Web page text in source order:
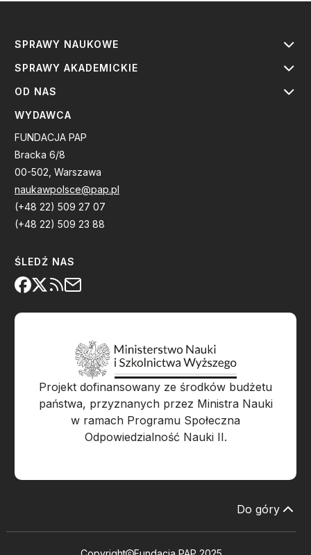
SPRAWY NAUKOWE
SPRAWY AKADEMICKIE
OD NAS
WYDAWCA
FUNDACJA PAP
Bracka 6/8
00-502, Warszawa
naukawpolsce@pap.pl
(+48 22) 509 27 07
(+48 22) 509 23 88
ŚLEDŹ NAS
Projekt dofinansowany ze środków budżetu
państwa, przyznanych przez Ministra Nauki
w ramach Programu Społeczna
Odpowiedzialność Nauki II.
Do góry